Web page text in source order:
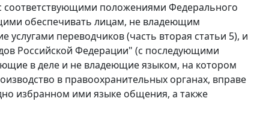
соответствующими положениями Федерального
обеспечивать лицам, не владеющим
переводчиков (часть вторая статьи 5), и
Российской Федерации" (с последующими
в деле и не владеющие языком, на котором
в правоохранительных органах, вправе
избранном ими языке общения, а также